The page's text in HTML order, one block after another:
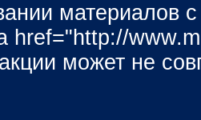
материалов
href="http://
может не